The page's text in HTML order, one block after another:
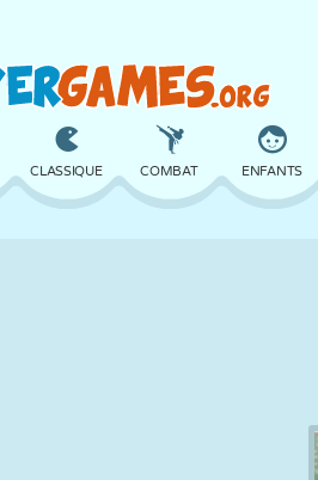
CLASSIQUE COMBAT ENFANTS